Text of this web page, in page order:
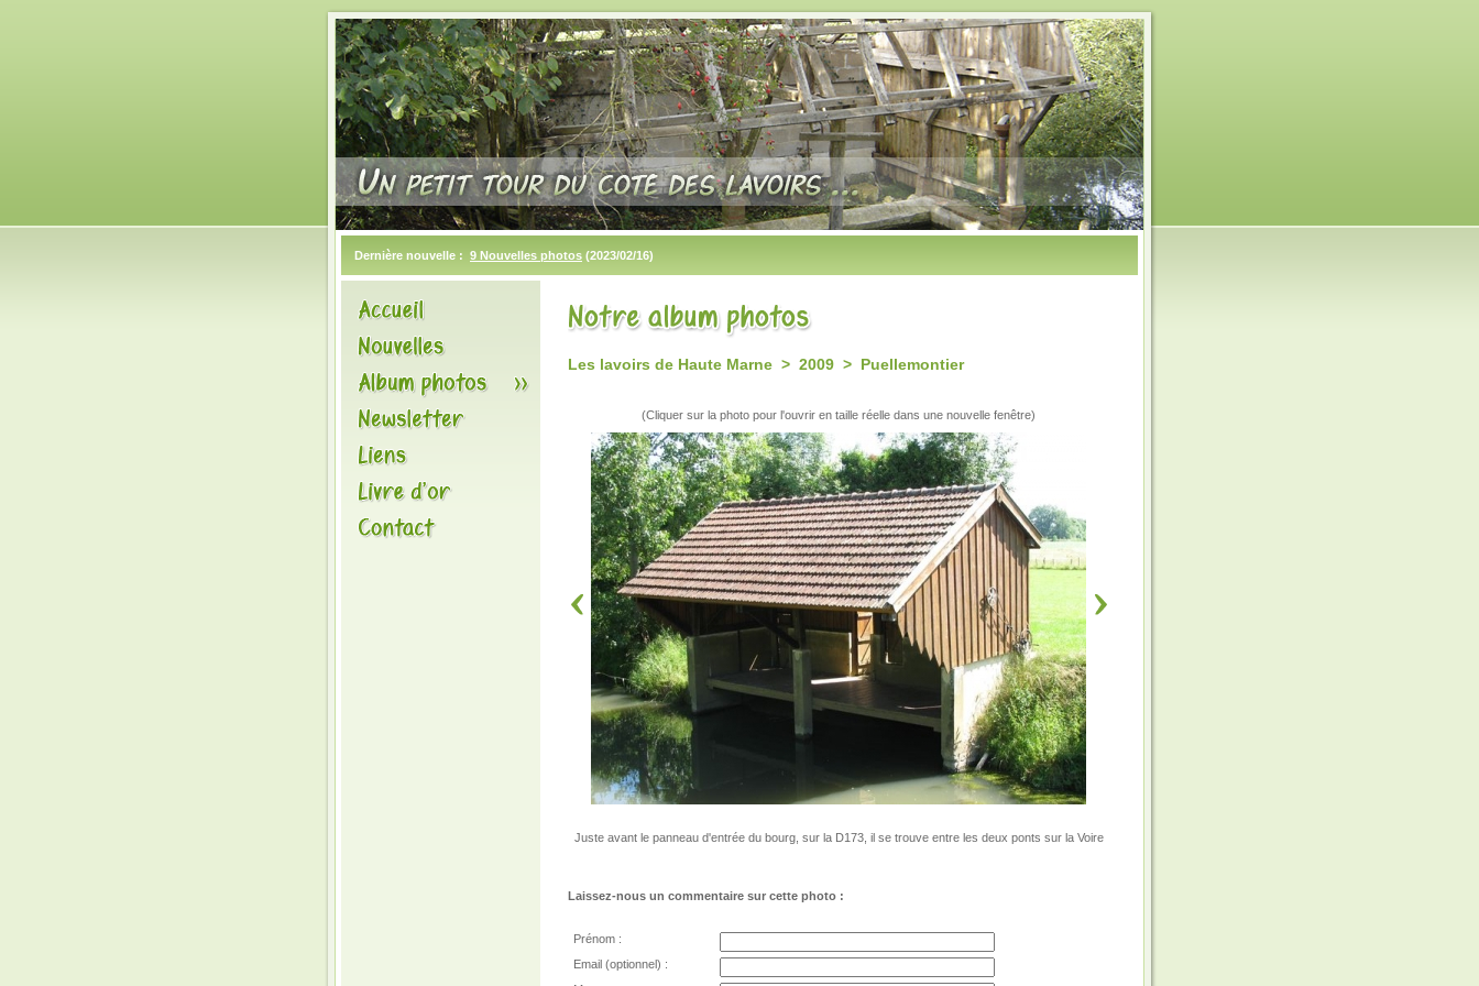
Dernière nouvelle : 9 Nouvelles photos (2023/02/16)
Les lavoirs de Haute Marne > 2009 > Puellemontier
(Cliquer sur la photo pour l'ouvrir en taille réelle dans une nouvelle fenêtre)
Juste avant le panneau d'entrée du bourg, sur la D173, il se trouve entre les deux ponts sur la Voire
Laissez-nous un commentaire sur cette photo :
Prénom :
Email (optionnel) :